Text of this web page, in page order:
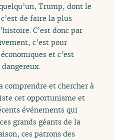
Trump, dont le
de faire la plus
C’est donc par
c’est pour
et c’est
comprendre et chercher à
cet opportunisme et
événements qui
grands géants de la
ces patrons des